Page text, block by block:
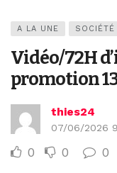
A LA UNE SOCIÉTÉ
Vidéo/72H
promotion 13
thies24
07/06/2026
0 0 0